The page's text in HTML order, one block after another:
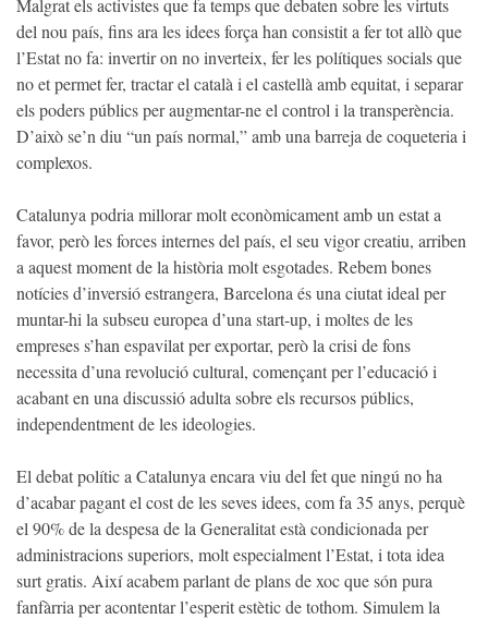
Malgrat els activistes que fa temps que debaten sobre les virtuts
del nou país, fins ara les idees força han consistit a fer tot allò que
l’Estat no fa: invertir on no inverteix, fer les polítiques socials que
no et permet fer, tractar el català i el castellà amb equitat, i separar
els poders públics per augmentar-ne el control i la transperència.
D’això se’n diu “un país normal,” amb una barreja de coqueteria i
complexos.
Catalunya podria millorar molt econòmicament amb un estat a
favor, però les forces internes del país, el seu vigor creatiu, arriben
a aquest moment de la història molt esgotades. Rebem bones
notícies d’inversió estrangera, Barcelona és una ciutat ideal per
muntar-hi la subseu europea d’una start-up, i moltes de les
empreses s’han espavilat per exportar, però la crisi de fons
necessita d’una revolució cultural, començant per l’educació i
acabant en una discussió adulta sobre els recursos públics,
independentment de les ideologies.
El debat polític a Catalunya encara viu del fet que ningú no ha
d’acabar pagant el cost de les seves idees, com fa 35 anys, perquè
el 90% de la despesa de la Generalitat està condicionada per
administracions superiors, molt especialment l’Estat, i tota idea
surt gratis. Així acabem parlant de plans de xoc que són pura
fanfàrria per acontentar l’esperit estètic de tothom. Simulem la